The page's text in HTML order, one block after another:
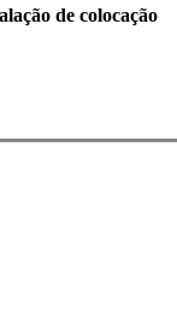
de colocação